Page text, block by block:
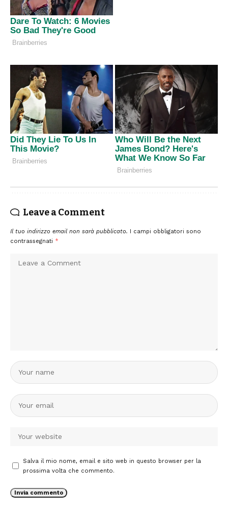
Leave a Comment
Il tuo indirizzo email non sarà pubblicato. I campi obbligatori sono
contrassegnati *
Salva il mio nome, email e sito web in questo browser per la
prossima volta che commento.